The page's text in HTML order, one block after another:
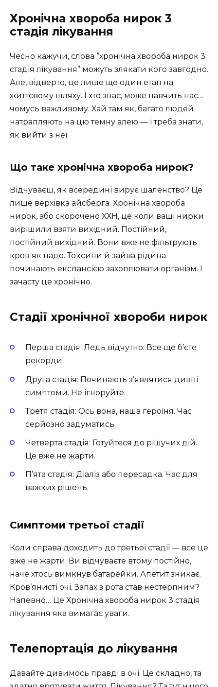
Хронічна хвороба нирок 3
стадія лікування
Чесно кажучи, слова “хронічна хвороба нирок 3
стадія лікування” можуть злякати кого завгодно.
Але, відверто, це лише ще один етап на
життєвому шляху. І хто знає, може навчить нас…
чомусь важливому. Хай там як, багато людей
натрапляють на цю темну алею — і треба знати,
як вийти з неї.
Що таке хронічна хвороба нирок?
Відчуваєш, як всередині вирує шаленство? Це
лише верхівка айсберга. Хронічна хвороба
нирок, або скорочено ХХН, це коли ваші нирки
вирішили взяти вихідний. Постійний,
постійний вихідний. Вони вже не фільтрують
кров як надо. Токсини й зайва рідина
починають експансією захоплювати організм. І
зачасту це хронічно.
Стадії хронічної хвороби нирок
Перша стадія: Ледь відчутно. Все ще б’єте
рекорди.
Друга стадія: Починають з’являтися дивні
симптоми. Не ігноруйте.
Третя стадія: Ось вона, наша героїня. Час
серйозно задуматись.
Четверта стадія: Готуйтеся до рішучих дій.
Це вже не жарти.
П’ята стадія: Діаліз або пересадка. Час для
важких рішень.
Симптоми третьої стадії
Коли справа доходить до третьої стадії — все це
вже не жарти. Ви відчуваєте втому постійно,
наче хтось вимкнув батарейки. Апетит зникає.
Кров’янисті очі. Запах з рота став нестерпним?
Напевно… Це Хронічна хвороба нирок 3 стадія
лікування яка вимагає уваги.
Телепортація до лікування
Давайте дивимось правді в очі. Це складно, та